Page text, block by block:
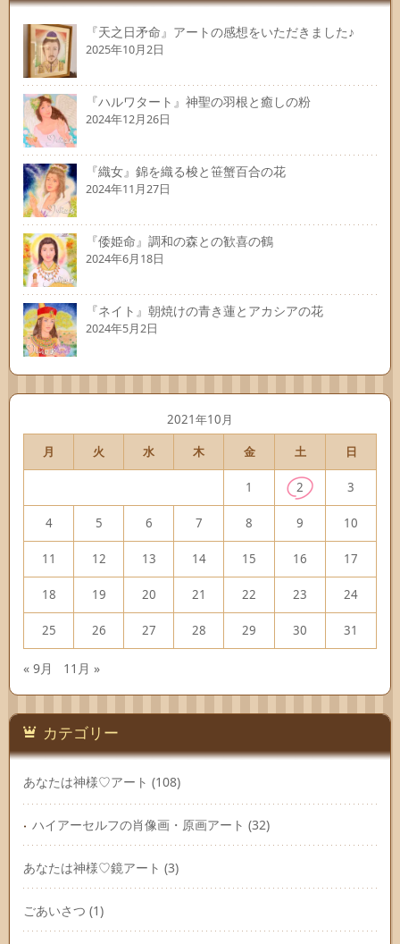
『天之日矛命』アートの感想をいただきました♪
2025年10月2日
『ハルワタート』神聖の羽根と癒しの粉
2024年12月26日
『織女』錦を織る梭と笹蟹百合の花
2024年11月27日
『倭姫命』調和の森との歓喜の鶴
2024年6月18日
『ネイト』朝焼けの青き蓮とアカシアの花
2024年5月2日
2021年10月
月
火 水 木 金 土 日
1 2 3
4 5 6 7 8 9 10
11 12 13 14 15 16 17
18 19 20 21 22 23 24
25 26 27 28 29 30 31
« 9月 11月 »
カテゴリー
あなたは神様♡アート (108)
ハイアーセルフの肖像画・原画アート (32)
あなたは神様♡鏡アート (3)
ごあいさつ (1)